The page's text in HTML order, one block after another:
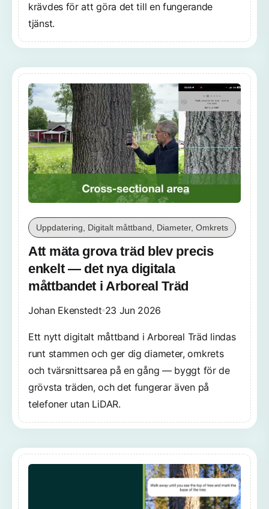
krävdes för att göra det till en fungerande
tjänst.
Uppdatering, Digitalt måttband, Diameter, Omkrets
Att mäta grova träd blev precis
enkelt — det nya digitala
måttbandet i Arboreal Träd
Johan Ekenstedt 23 Jun 2026
Ett nytt digitalt måttband i Arboreal Träd lindas
runt stammen och ger dig diameter, omkrets
och tvärsnittsarea på en gång — byggt för de
grövsta träden, och det fungerar även på
telefoner utan LiDAR.